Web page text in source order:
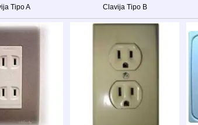
Tipo A Clavija Tipo B